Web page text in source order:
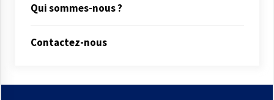
Qui sommes-nous ?
Contactez-nous